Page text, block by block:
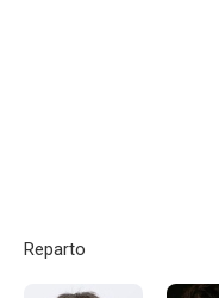
Reparto